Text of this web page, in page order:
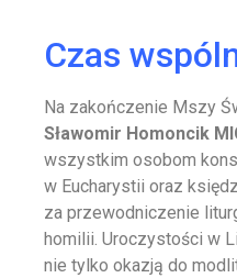
Czas
Na zakończenie Mszy
Sławomir Homoncik
wszystkim osobom
w Eucharystii oraz
za przewodniczenie
homilii. Uroczystości w
nie tylko okazją do